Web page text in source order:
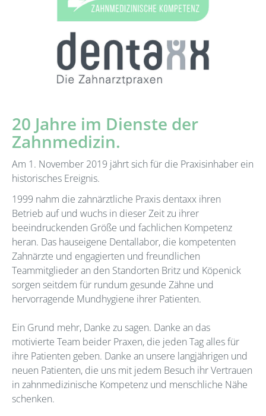
20 Jahre im Dienste der
Zahnmedizin.
Am 1. November 2019 jährt sich für die Praxisinhaber ein
historisches Ereignis.
1999 nahm die zahnärztliche Praxis dentaxx ihren
Betrieb auf und wuchs in dieser Zeit zu ihrer
beeindruckenden Größe und fachlichen Kompetenz
heran. Das hauseigene Dentallabor, die kompetenten
Zahnärzte und engagierten und freundlichen
Teammitglieder an den Standorten Britz und Köpenick
sorgen seitdem für rundum gesunde Zähne und
hervorragende Mundhygiene ihrer Patienten.
Ein Grund mehr, Danke zu sagen. Danke an das
motivierte Team beider Praxen, die jeden Tag alles für
ihre Patienten geben. Danke an unsere langjährigen und
neuen Patienten, die uns mit jedem Besuch ihr Vertrauen
in zahnmedizinische Kompetenz und menschliche Nähe
schenken.